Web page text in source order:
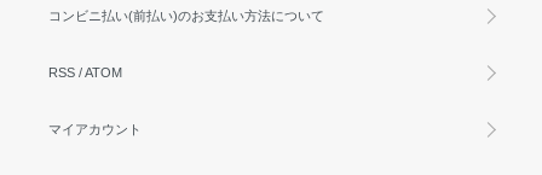
コンビニ払い(前払い)のお支払い方法について
RSS /ATOM
マイアカウント